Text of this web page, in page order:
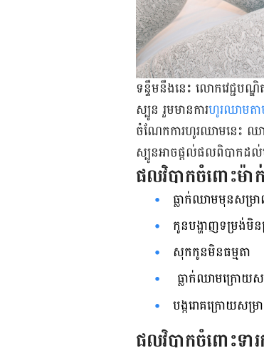
ទន្ទឹម​នឹង​នេះ លោក​វេជ្ជបណ្
ស្បូន រួម​មាន​ការ​ហូរ​ឈាម​តា
ចំណែក​ការ​ហូរ​ឈាម​នេះ ឈ
ស្បូន​អាច​ផ្ដល់​ផល​ពិបាក​ដល់​
ផល​វិបាក​ចំពោះ​ម៉ា
ធ្លាក់​ឈាម​មុន​សម្រ
កូន​បង្ហាញ​ទម្រង់​មិន​
សុក​កូន​មិន​ធម្មតា
ធ្លាក់​ឈាម​ក្រោយ​
បង្ក​រោគ​ក្រោយ​សម្
ផល​វិបាក​ចំពោះ​ទា